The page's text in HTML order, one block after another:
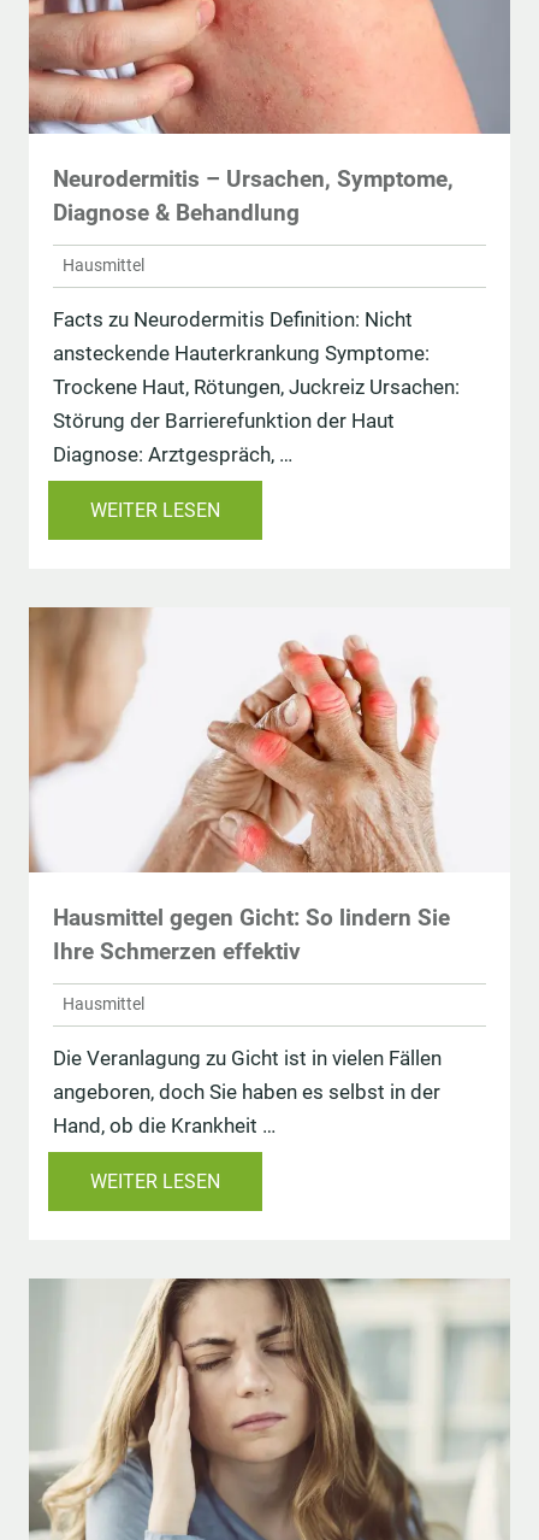
Neurodermitis – Ursachen, Symptome,
Diagnose & Behandlung
Hausmittel
Facts zu Neurodermitis Definition: Nicht
ansteckende Hauterkrankung Symptome:
Trockene Haut, Rötungen, Juckreiz Ursachen:
Störung der Barrierefunktion der Haut
Diagnose: Arztgespräch, …
WEITER LESEN
Hausmittel gegen Gicht: So lindern Sie
Ihre Schmerzen effektiv
Hausmittel
Die Veranlagung zu Gicht ist in vielen Fällen
angeboren, doch Sie haben es selbst in der
Hand, ob die Krankheit …
WEITER LESEN